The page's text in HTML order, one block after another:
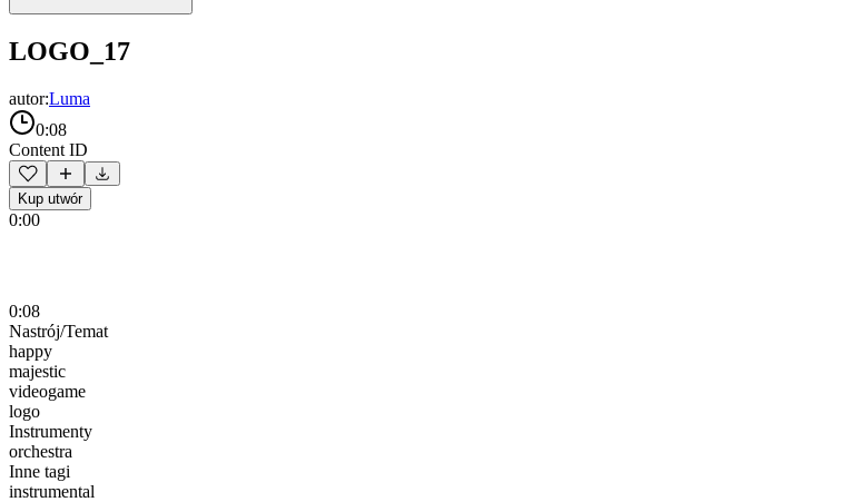
LOGO_17
autor:Luma
0:08
Content ID
Kup utwór
0:00
0:08
Nastrój/Temat
happy
majestic
videogame
logo
Instrumenty
orchestra
Inne tagi
instrumental